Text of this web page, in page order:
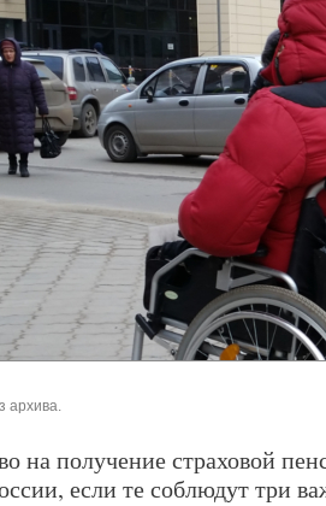
архива.
на получение страховой
если те соблюдут три